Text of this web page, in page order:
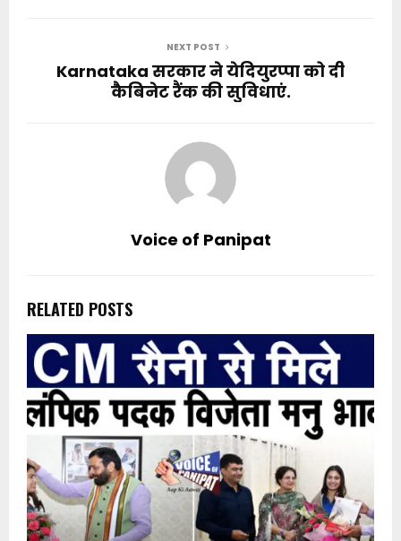
NEXT POST
Karnataka सरकार ने येदियुरप्पा को दी
कैबिनेट रैंक की सुविधाएं.
Voice of Panipat
RELATED POSTS